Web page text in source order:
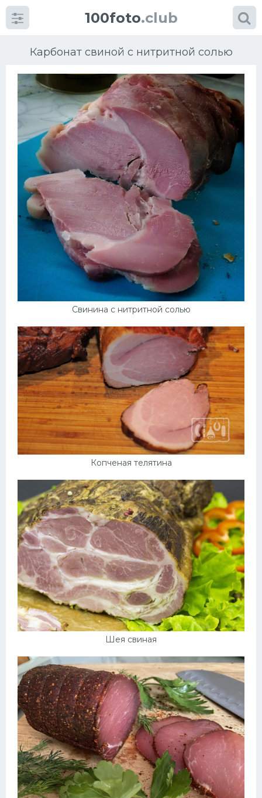
100foto.club
Карбонат свиной с нитритной солью
Свинина с нитритной солью
Копченая телятина
Шея свиная
Категории картинок
Супы
Мясные блюда
Печенье
Напитки
Дизайн комнаты